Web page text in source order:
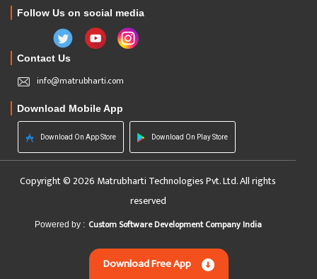
Follow Us on social media
Contact Us
info@matrubharti.com
Download Mobile App
Download On App Store Download On Play Store
Copyright © 2026 Matrubharti Technologies Pvt. Ltd. All rights
reserved
Powered by : Custom Software Development Company India
Download Free App